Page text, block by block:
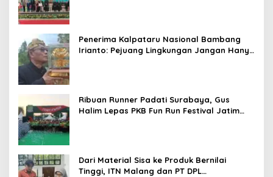
Penerima Kalpataru Nasional Bambang
Irianto: Pejuang Lingkungan Jangan Hanya
Ribuan Runner Padati Surabaya, Gus
Halim Lepas PKB Fun Run Festival Jatim
Dari Material Sisa ke Produk Bernilai
Tinggi, ITN Malang dan PT DPL